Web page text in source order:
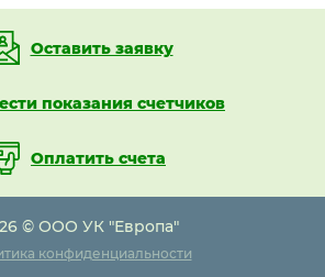
Оставить заявку
показания счетчиков
Оплатить счета
© ООО УК "Европа"
конфиденциальности